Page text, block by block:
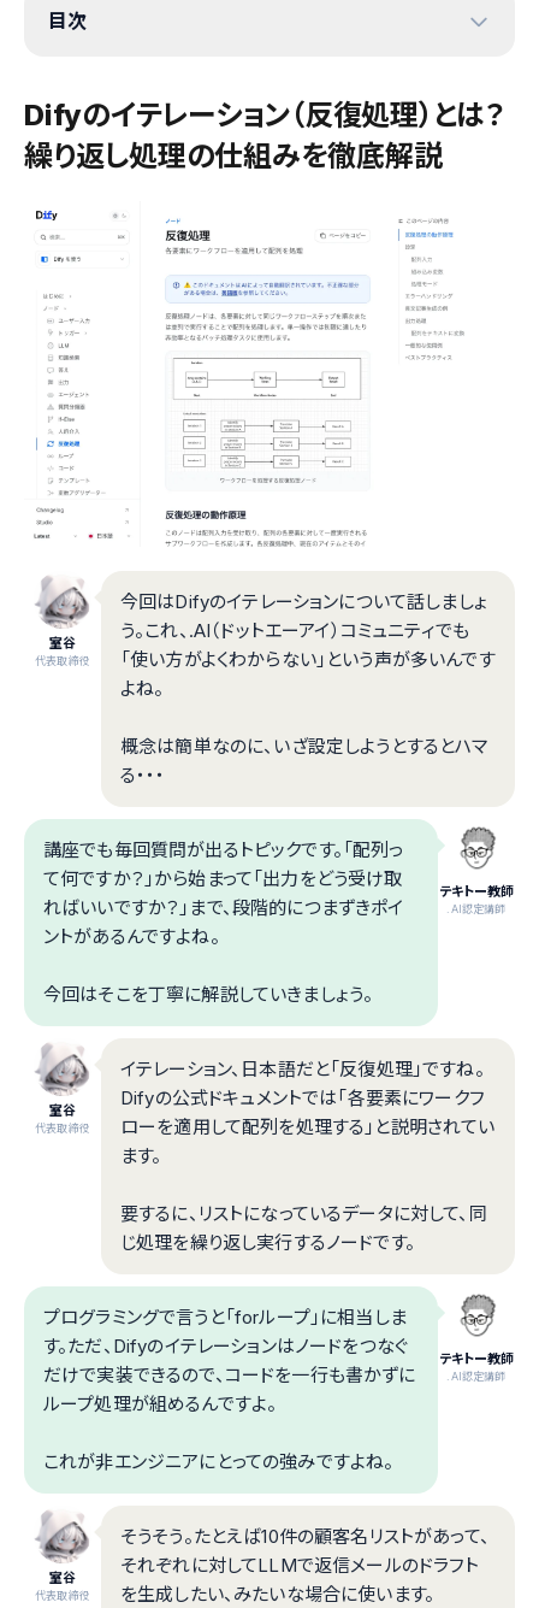
目次
Difyのイテレーション（反復処理）とは？
繰り返し処理の仕組みを徹底解説
室谷
代表取締役
今回はDifyのイテレーションについて話しましょ
う。これ、.AI（ドットエーアイ）コミュニティでも
「使い方がよくわからない」という声が多いんです
よね。
概念は簡単なのに、いざ設定しようとするとハマ
る・・・
テキトー教師
.AI認定講師
講座でも毎回質問が出るトピックです。「配列っ
て何ですか？」から始まって「出力をどう受け取
ればいいですか？」まで、段階的につまずきポイ
ントがあるんですよね。
今回はそこを丁寧に解説していきましょう。
室谷
代表取締役
イテレーション、日本語だと「反復処理」ですね。
Difyの公式ドキュメントでは「各要素にワークフ
ローを適用して配列を処理する」と説明されてい
ます。
要するに、リストになっているデータに対して、同
じ処理を繰り返し実行するノードです。
テキトー教師
.AI認定講師
プログラミングで言うと「forループ」に相当しま
す。ただ、Difyのイテレーションはノードをつなぐ
だけで実装できるので、コードを一行も書かずに
ループ処理が組めるんですよ。
これが非エンジニアにとっての強みですよね。
室谷
代表取締役
そうそう。たとえば10件の顧客名リストがあって、
それぞれに対してLLMで返信メールのドラフト
を生成したい、みたいな場合に使います。